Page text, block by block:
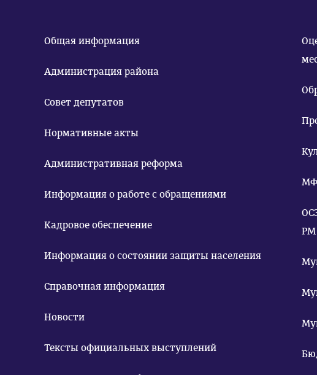
Общая информация
Администрация района
Совет депутатов
Нормативные акты
Административная реформа
Информация о работе с обращениями
Кадровое обеспечение
Информация о состоянии защиты населения
Справочная информация
Новости
Тексты официальных выступлений
РМ